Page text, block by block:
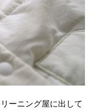
ーニング屋に出して